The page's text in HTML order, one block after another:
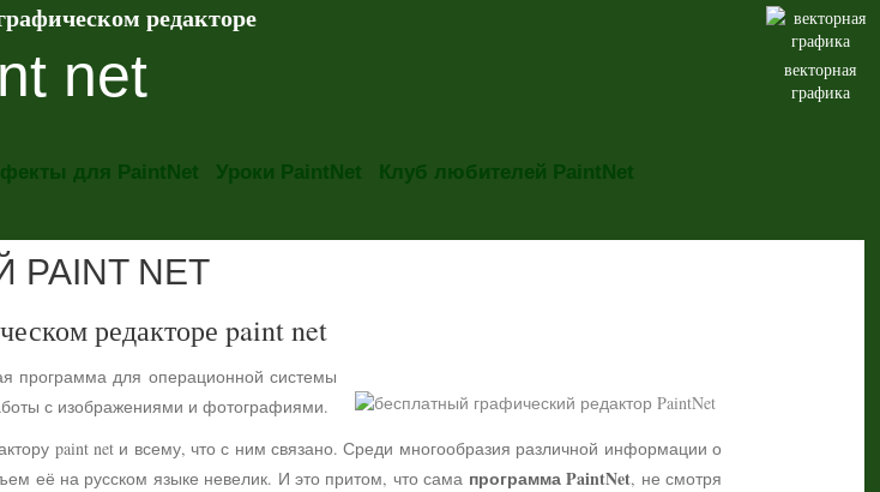
векторная
графика
редакторе
для PaintNet Уроки PaintNet Клуб любителей PaintNet
NET
редакторе paint net
программа для операционной системы
с изображениями и фотографиями.
paint net и всему, что с ним связано. Среди многообразия различной информации о
её на русском языке невелик. И это притом, что сама программа PaintNet, не смотря